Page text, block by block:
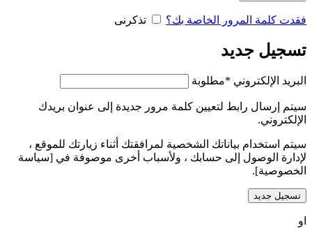
فقدت كلمة المرور الخاصة بك؟ تذكرنى
تسجيل جديد
البريد الإلكتروني *مطلوبة
سيتم إرسال رابط لتعيين كلمة مرور جديدة إلى عنوان بريدك
الإلكتروني.
سيتم استخدام بياناتك الشخصية لمرافقتك أثناء زيارتك للموقع ،
لإدارة الوصول إلى حسابك ، ولأسباب أخرى موصوفة في [سياسة
الخصوصية].
تسجيل جديد
او